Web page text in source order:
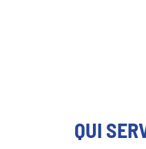
QUI